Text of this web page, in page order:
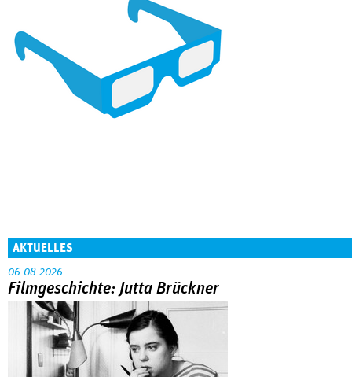
AKTUELLES
06.08.2026
Filmgeschichte: Jutta Brückner